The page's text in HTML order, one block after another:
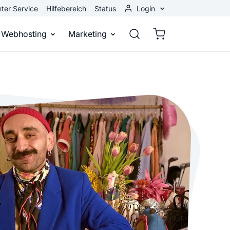
Service Hilfebereich Status Login
Kundenbereich
Webmail
überall
Baukasten
ohne Programmierkenntnisse
erstellen
noch heute online
Webhosting
Rankingcoach
Schnell und einfach an die Spitze bei Google
Premium Services
Individuelle technische Unterstützung
Marketing
Google Anzeigen
Sofort sichtbar bei Google
Banner-Werbung
Deine Anzeigen auf anderen